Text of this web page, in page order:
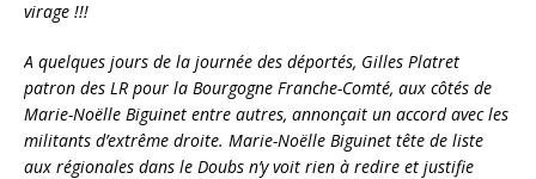
virage !!!
A quelques jours de la journée des déportés, Gilles Platret
patron des LR pour la Bourgogne Franche-Comté, aux côtés de
Marie-Noëlle Biguinet entre autres, annonçait un accord avec les
militants d’extrême droite. Marie-Noëlle Biguinet tête de liste
aux régionales dans le Doubs n’y voit rien à redire et justifie